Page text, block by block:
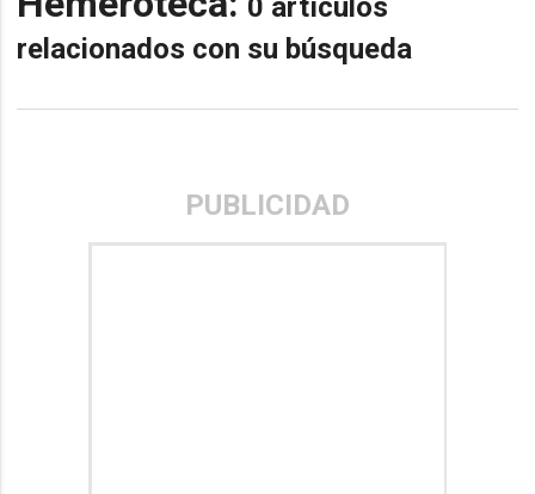
0 artículos
relacionados con su búsqueda
PUBLICIDAD